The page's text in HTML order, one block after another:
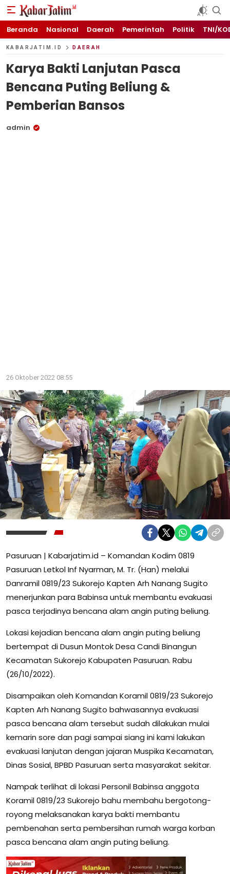
KABARJATIM.id
Kabar Jawa timuran
Beranda Nasional Daerah Pemerintah Politik TNI/
KABARJATIM.ID DAERAH
Karya Bakti Lanjutan Pasca
Bencana Puting Beliung &
Pemberian Bansos
admin
26 Oktober 2022 08:55
Pasuruan | Kabarjatim.id – Komandan Kodim 0819
Pasuruan Letkol Inf Nyarman, M. Tr. (Han) melalui
Danramil 0819/23 Sukorejo Kapten Arh Nanang Sugito
menerjunkan para Babinsa untuk membantu evakuasi
pasca terjadinya bencana alam angin puting beliung.
Lokasi kejadian bencana alam angin puting beliung
bertempat di Dusun Montok Desa Candi Binangun
Kecamatan Sukorejo Kabupaten Pasuruan. Rabu
(26/10/2022).
Disampaikan oleh Komandan Koramil 0819/23 Sukorejo
Kapten Arh Nanang Sugito bahwasannya evakuasi
pasca bencana alam tersebut sudah dilakukan mulai
kemarin sore dan pagi sampai siang ini kami lakukan
evakuasi lanjutan dengan jajaran Muspika Kecamatan,
Dinas Sosial, BPBD Pasuruan serta masyarakat sekitar.
Nampak terlihat di lokasi Personil Babinsa anggota
Koramil 0819/23 Sukorejo bahu membahu bergotong-
royong melaksanakan karya bakti membantu
pembenahan serta pembersihan rumah warga korban
pasca bencana alam angin puting beliung.